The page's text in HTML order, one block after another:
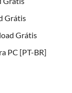
Grátis
Grátis
PC [PT-BR]